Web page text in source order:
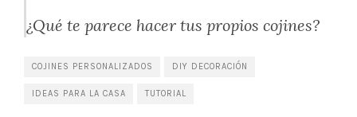
¿Qué te parece hacer tus propios cojines?
COJINES PERSONALIZADOS DIY DECORACIÓN
IDEAS PARA LA CASA TUTORIAL